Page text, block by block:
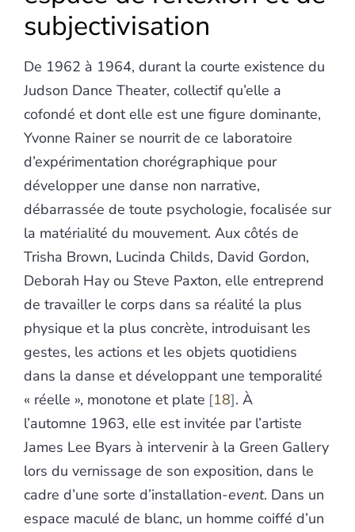
subjectivisation
De 1962 à 1964, durant la courte existence du
Judson Dance Theater, collectif qu’elle a
cofondé et dont elle est une figure dominante,
Yvonne Rainer se nourrit de ce laboratoire
d’expérimentation chorégraphique pour
développer une danse non narrative,
débarrassée de toute psychologie, focalisée sur
la matérialité du mouvement. Aux côtés de
Trisha Brown, Lucinda Childs, David Gordon,
Deborah Hay ou Steve Paxton, elle entreprend
de travailler le corps dans sa réalité la plus
physique et la plus concrète, introduisant les
gestes, les actions et les objets quotidiens
dans la danse et développant une temporalité
« réelle », monotone et plate 18 . À
l’automne 1963, elle est invitée par l’artiste
James Lee Byars à intervenir à la Green Gallery
lors du vernissage de son exposition, dans le
cadre d’une sorte d’installation-event. Dans un
espace maculé de blanc, un homme coiffé d’un